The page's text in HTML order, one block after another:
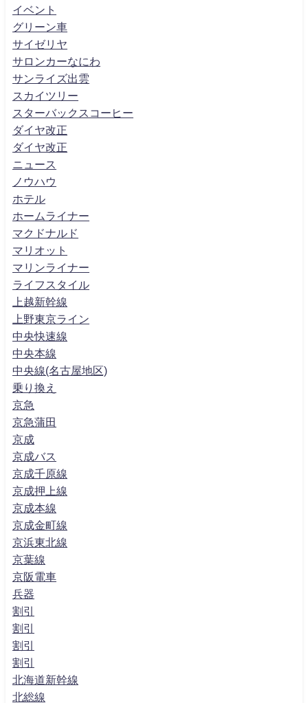
イベント
グリーン車
サイゼリヤ
サロンカーなにわ
サンライズ出雲
スカイツリー
スターバックスコーヒー
ダイヤ改正
ダイヤ改正
ニュース
ノウハウ
ホテル
ホームライナー
マクドナルド
マリオット
マリンライナー
ライフスタイル
上越新幹線
上野東京ライン
中央快速線
中央本線
中央線(名古屋地区)
乗り換え
京急
京急蒲田
京成
京成バス
京成千原線
京成押上線
京成本線
京成金町線
京浜東北線
京葉線
京阪電車
兵器
割引
割引
割引
割引
北海道新幹線
北総線